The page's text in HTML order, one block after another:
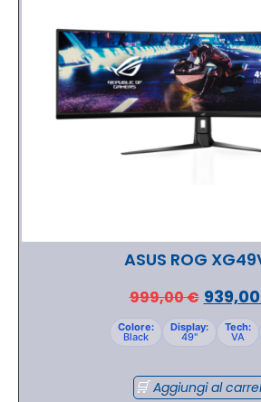
ASUS ROG
999,00€ 939,00
Colore:
Black
Display:
49"
Tech:
VA
Aggiungi al